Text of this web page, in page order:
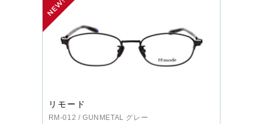
リモード
RM-012 / GUNMETAL グレー